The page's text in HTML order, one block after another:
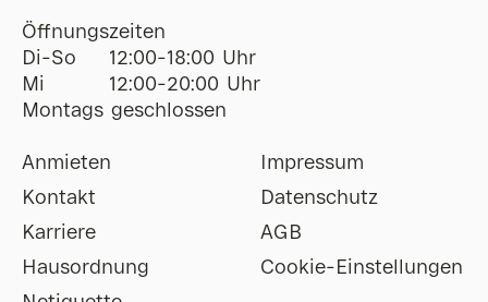
Öffnungszeiten
Di-So
12:00-18:00 Uhr
Mi
12:00-20:00 Uhr
Montags geschlossen
Anmieten
Kontakt
Karriere
Hausordnung
Impressum
Datenschutz
AGB
Cookie-Einstellungen